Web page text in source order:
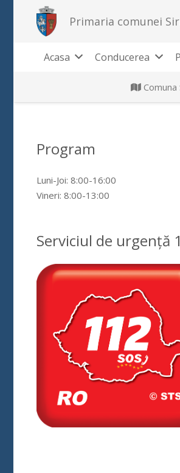
Primaria comunei
Acasa Conducerea
Program
Luni-Joi: 8:00-16:00
Vineri: 8:00-13:00
Serviciul de urgență